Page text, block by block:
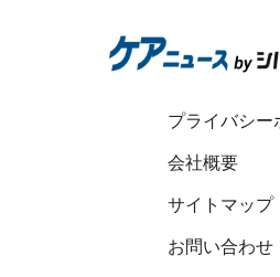
プライバシー
会社概要
サイトマップ
お問い合わせ